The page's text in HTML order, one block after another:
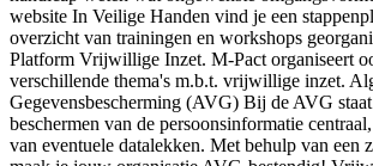
website In Veilige Handen vind je een
overzicht van trainingen en workshops
Platform Vrijwillige Inzet. M-Pact organiseert
verschillende thema's m.b.t. vrijwillige inzet.
Gegevensbescherming (AVG) Bij de AVG
beschermen van de persoonsinformatie
van eventuele datalekken. Met behulp van een